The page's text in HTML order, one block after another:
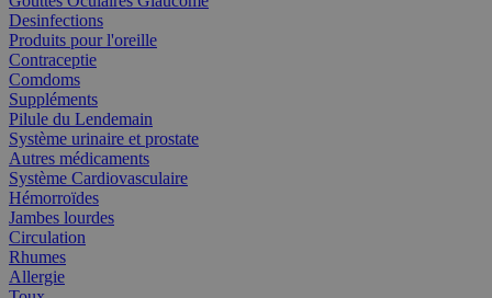
Desinfections
Produits pour l'oreille
Contraceptie
Comdoms
Suppléments
Pilule du Lendemain
Système urinaire et prostate
Autres médicaments
Système Cardiovasculaire
Hémorroïdes
Jambes lourdes
Circulation
Rhumes
Allergie